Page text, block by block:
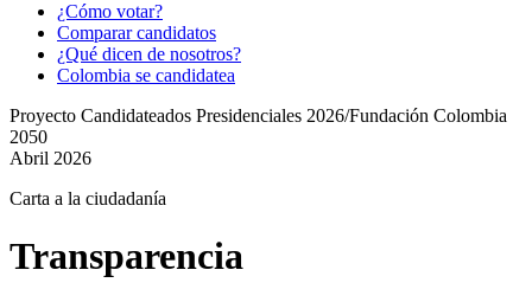
¿Cómo votar?
Comparar candidatos
¿Qué dicen de nosotros?
Colombia se candidatea
Proyecto Candidateados Presidenciales 2026/Fundación Colombia
2050
Abril 2026
Carta a la ciudadanía
Transparencia